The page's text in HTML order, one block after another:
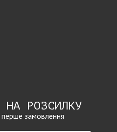
НА РОЗСИЛКУ
замовлення